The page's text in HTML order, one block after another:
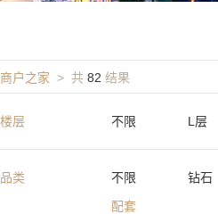
商户之家 > 共 82 结果
楼层 不限 L层
品类 不限 钻石
配套